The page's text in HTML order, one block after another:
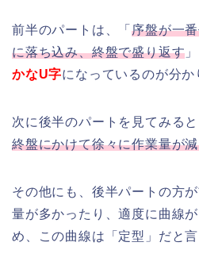
前半のパートは、「序盤が一
に落ち込み、終盤で盛り返す
かなU字になっているのが分か
次に後半のパートを見てみると
終盤にかけて徐々に作業量が
その他にも、後半パートの方
量が多かったり、適度に曲線
め、この曲線は「定型」だと言